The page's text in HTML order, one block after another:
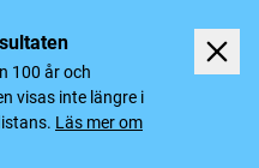
100 år och
visas inte längre i
Läs mer om